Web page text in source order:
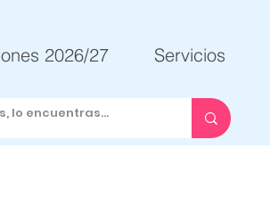
2026/27 Servicios